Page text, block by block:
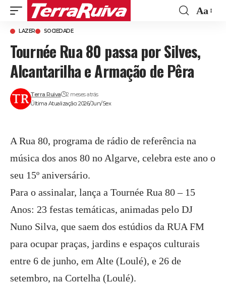
Aa
LAZER SOCIEDADE
Tournée Rua 80 passa por Silves,
Alcantarilha e Armação de Pêra
Última Atualização: 2026/Jun/Sex
Terra Ruiva 2 meses atrás
A Rua 80, programa de rádio de referência na
música dos anos 80 no Algarve, celebra este ano o
seu 15º aniversário.
Para o assinalar, lança a Tournée Rua 80 – 15
Anos: 23 festas temáticas, animadas pelo DJ
Nuno Silva, que saem dos estúdios da RUA FM
para ocupar praças, jardins e espaços culturais
entre 6 de junho, em Alte (Loulé), e 26 de
setembro, na Cortelha (Loulé).